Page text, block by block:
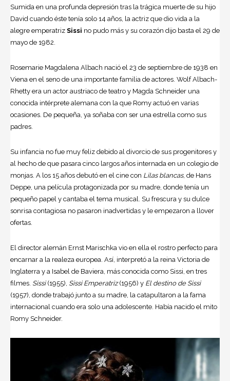
Sumida en una profunda depresión tras la trágica muerte de su hijo
David cuando éste tenía solo 14 años, la actriz que dio vida a la
alegre emperatriz Sissi no pudo más y su corazón dijo basta el 29 de
mayo de 1982.
Rosemarie Magdalena Albach nació el 23 de septiembre de 1938 en
Viena en el seno de una importante familia de actores. Wolf Albach-
Rhetty era un actor austriaco de teatro y Magda Schneider una
conocida intérprete alemana con la que Romy actuó en varias
ocasiones. De pequeña, ya soñaba con ser una estrella como sus
padres.
Su infancia no fue muy feliz debido al divorcio de sus progenitores y
al hecho de que pasara cinco largos años internada en un colegio de
monjas. A los 15 años debutó en el cine con Lilas blancas, de Hans
Deppe, una película protagonizada por su madre, donde tenía un
pequeño papel y cantaba el tema musical. Su frescura y su dulce
sonrisa contagiosa no pasaron inadvertidas y le empezaron a llover
ofertas.
El director alemán Ernst Marischka vio en ella el rostro perfecto para
encarnar a la realeza europea. Así, interpretó a la reina Victoria de
Inglaterra y a Isabel de Baviera, más conocida como Sissi, en tres
filmes. Sissi(1955), Sissi Emperatriz(1956) y El destino de Sissi
(1957), donde trabajó junto a su madre, la catapultaron a la fama
internacional cuando era solo una adolescente. Había nacido el mito
Romy Schneider.